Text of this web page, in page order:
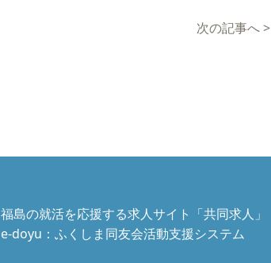
次の記事へ>
福島の就活を応援する求人サイト「共同求人」
e-doyu：ふくしま同友会活動支援システム